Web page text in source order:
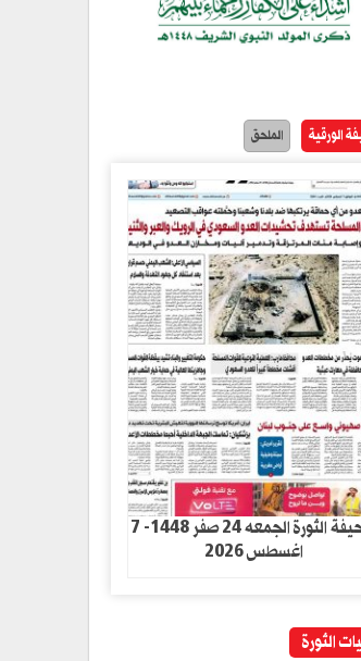
الورقية الملحق
صحيفة الثورة الجمعه 24 صفر 1448- 7
اغسطس 2026
الثورة